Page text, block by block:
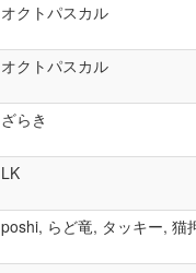
オクトパスカル
オクトパスカル
ざらき
LK
poshi, らど竜, タッキー, 猫